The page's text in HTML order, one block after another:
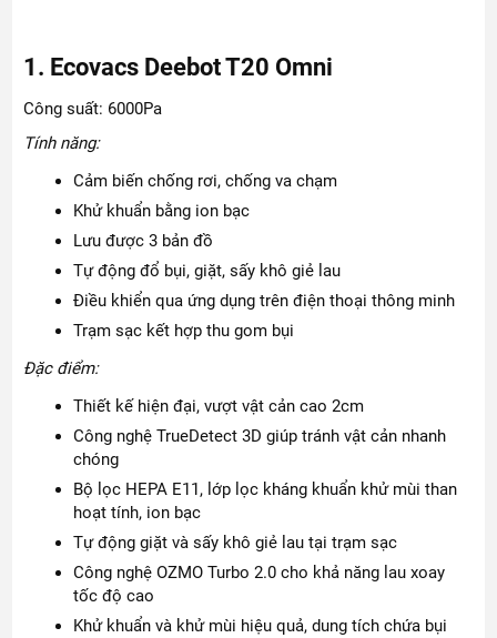
1. Ecovacs Deebot T20 Omni
Công suất: 6000Pa
Tính năng:
Cảm biến chống rơi, chống va chạm
Khử khuẩn bằng ion bạc
Lưu được 3 bản đồ
Tự động đổ bụi, giặt, sấy khô giẻ lau
Điều khiển qua ứng dụng trên điện thoại thông minh
Trạm sạc kết hợp thu gom bụi
Đặc điểm:
Thiết kế hiện đại, vượt vật cản cao 2cm
Công nghệ TrueDetect 3D giúp tránh vật cản nhanh
chóng
Bộ lọc HEPA E11, lớp lọc kháng khuẩn khử mùi than
hoạt tính, ion bạc
Tự động giặt và sấy khô giẻ lau tại trạm sạc
Công nghệ OZMO Turbo 2.0 cho khả năng lau xoay
tốc độ cao
Khử khuẩn và khử mùi hiệu quả, dung tích chứa bụi